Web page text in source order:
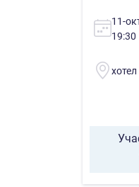
11-
19:30